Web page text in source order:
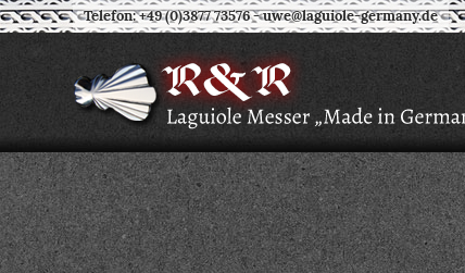
Telefon: +49 (0)3877 73576-uwe@laguiole-germany.de